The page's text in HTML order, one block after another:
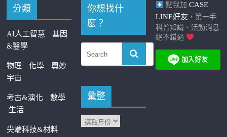
分類
AI人工智慧
基因
&醫學
物理 化學
奧妙
宇宙
考古&演化
數學
生活
尖端科技&材料
你想找什
麼？
彙整
點我加 CASE
LINE好友 ，第一手
科普知識、活動消息
絕不錯過